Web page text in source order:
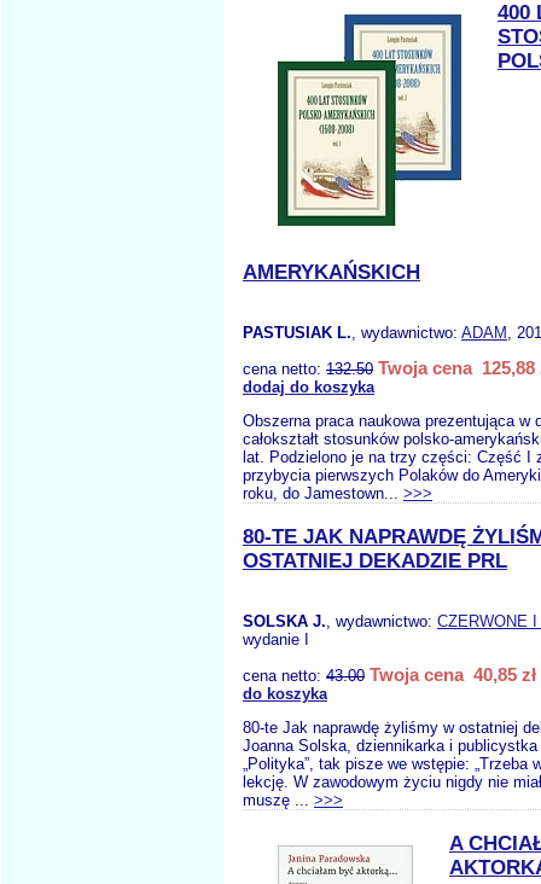
400
AMERYKAŃSKICH
PASTUSIAK L., wydawnictwo: ADAM ,
cena netto: 132.50 Twoja cena 125,88
dodaj do koszyka
Obszerna praca naukowa prezentująca w
całokształt stosunków polsko-
lat. Podzielono je na trzy części: Część I
przybycia pierwszych Polaków do
roku, do Jamestown... >>>
80-TE JAK NAPRAWDĘ
OSTATNIEJ DEKADZIE PRL
SOLSKA J., wydawnictwo: CZERWONE
wydanie I
cena netto: 43.00 Twoja cena 40,85 zł
do koszyka
80-te Jak naprawdę żyliśmy w ostatniej
Joanna Solska, dziennikarka i
„Polityka”, tak pisze we wstępie: „Trzeba
lekcję. W zawodowym życiu nigdy nie
muszę ... >>>
A